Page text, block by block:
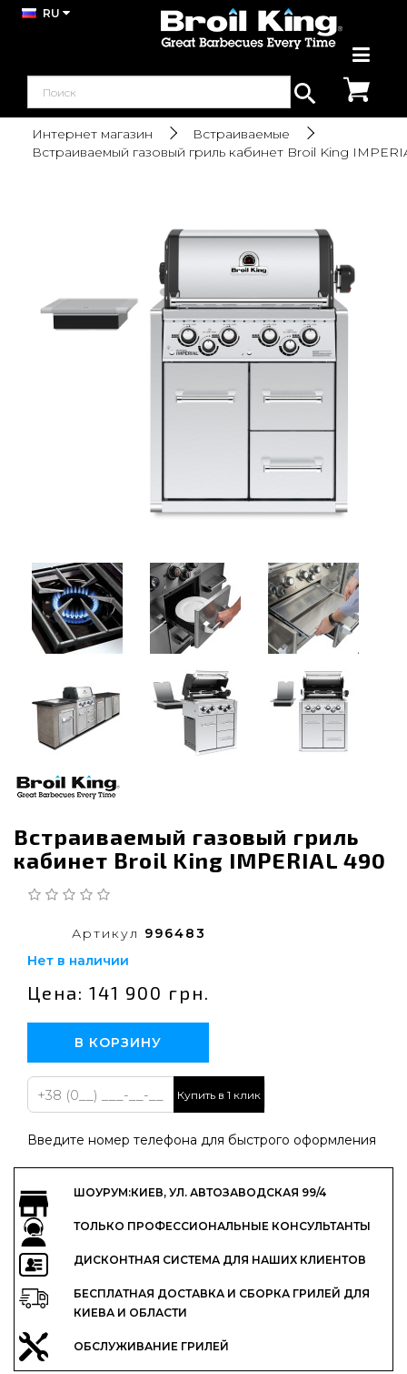
RU
Интернет магазин
Встраиваемые
Встраиваемый газовый гриль кабинет Broil King
Встраиваемый газовый гриль
кабинет Broil King IMPERIAL 490
Артикул 996483
Нет в наличии
Цена: 141 900 грн.
В КОРЗИНУ
Купить в 1 клик
Введите номер телефона для быстрого оформления
ШОУРУМ:КИЕВ, УЛ. АВТОЗАВОДСКАЯ 99/4
ТОЛЬКО ПРОФЕССИОНАЛЬНЫЕ КОНСУЛЬТАНТЫ
ДИСКОНТНАЯ СИСТЕМА ДЛЯ НАШИХ КЛИЕНТОВ
БЕСПЛАТНАЯ ДОСТАВКА И СБОРКА ГРИЛЕЙ ДЛЯ
КИЕВА И ОБЛАСТИ
ОБСЛУЖИВАНИЕ ГРИЛЕЙ